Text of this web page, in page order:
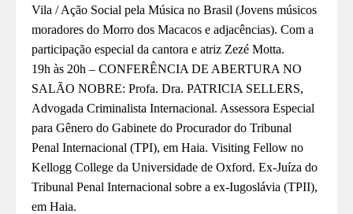
Vila / Ação Social pela Música no Brasil (Jovens músicos
moradores do Morro dos Macacos e adjacências). Com a
participação especial da cantora e atriz Zezé Motta.
19h às 20h – CONFERÊNCIA DE ABERTURA NO
SALÃO NOBRE: Profa. Dra. PATRICIA SELLERS,
Advogada Criminalista Internacional. Assessora Especial
para Gênero do Gabinete do Procurador do Tribunal
Penal Internacional (TPI), em Haia. Visiting Fellow no
Kellogg College da Universidade de Oxford. Ex-Juíza do
Tribunal Penal Internacional sobre a ex-Iugoslávia (TPII),
em Haia.